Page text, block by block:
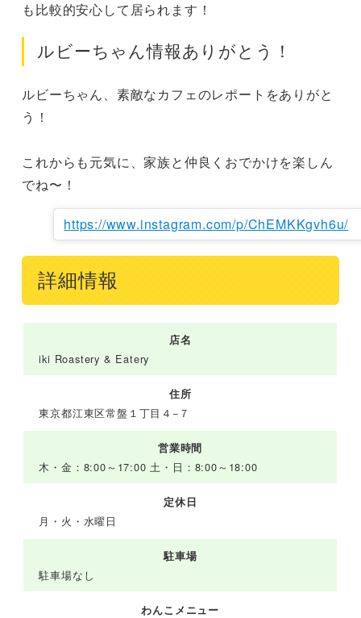
も比較的安心して居られます！
ルビーちゃん情報ありがとう！
ルビーちゃん、素敵なカフェのレポートをありがと
う！
これからも元気に、家族と仲良くおでかけを楽しん
でね〜！
https://www.instagram.com/p/ChEMKKgvh6u/
詳細情報
店名
iki Roastery & Eatery
住所
東京都江東区常盤１丁目４−７
営業時間
木・金：8:00～17:00 土・日：8:00～18:00
定休日
月・火・水曜日
駐車場
駐車場なし
わんこメニュー